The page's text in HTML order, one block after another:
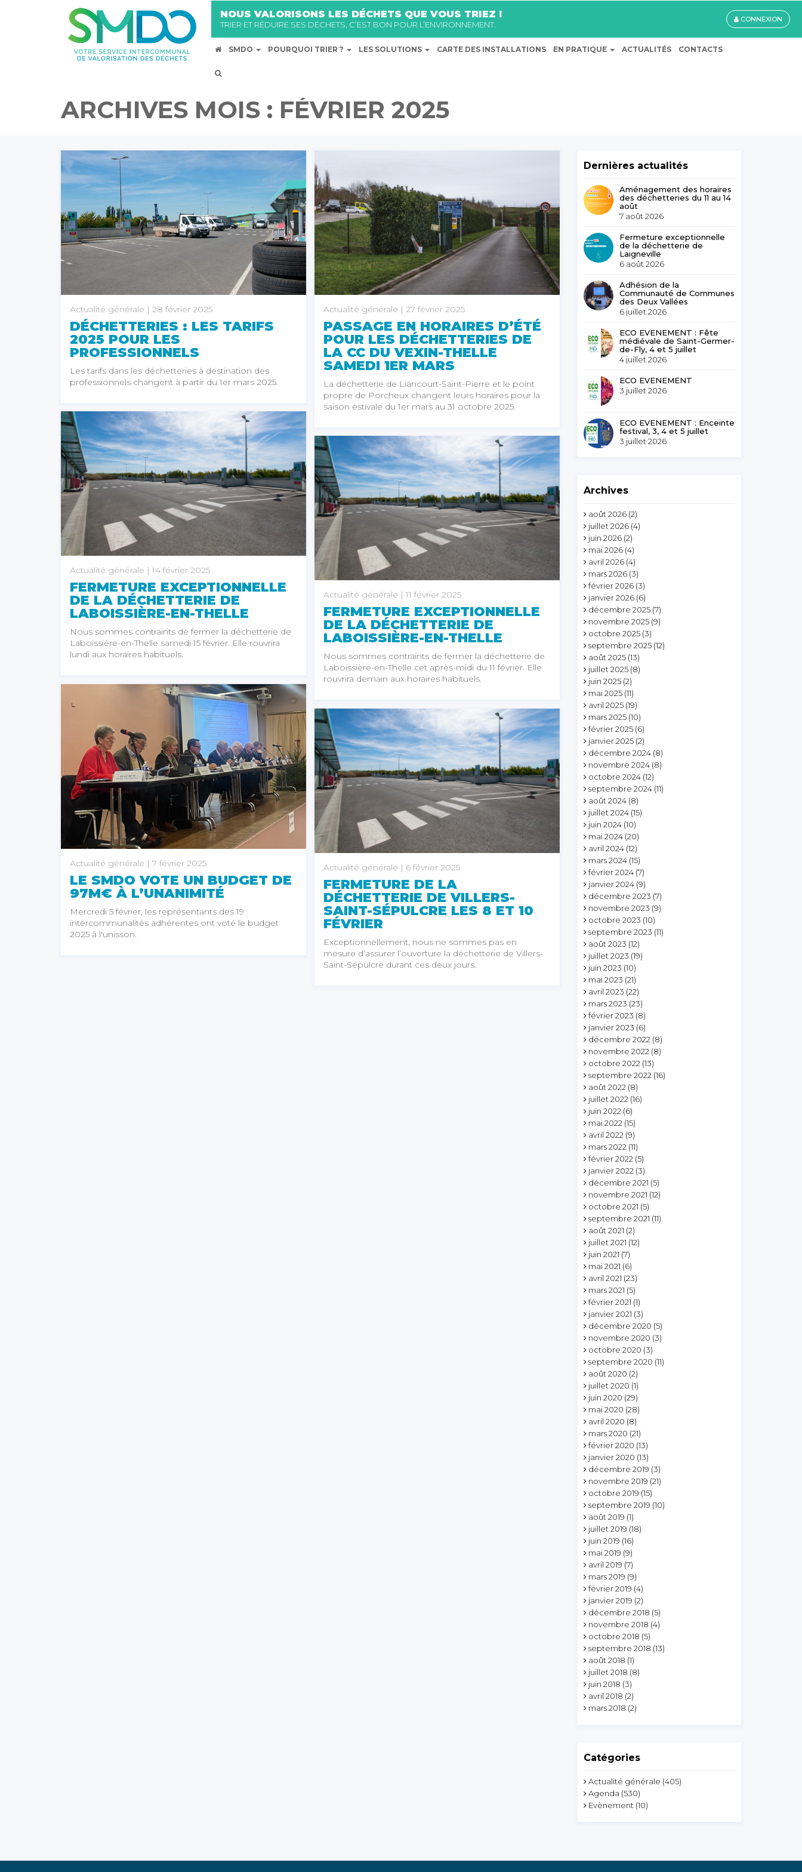
NOUS VALORISONS LES DÉCHETS QUE VOUS TRIEZ !
TRIER ET RÉDUIRE SES DÉCHETS, C’EST BON POUR L’ENVIRONNEMENT.
SMDO POURQUOI TRIER ? LES SOLUTIONS CARTE DES INSTALLATIONS EN PRATIQUE ACTUALITÉS CONTACTS
CONNEXION
ARCHIVES MOIS : FÉVRIER 2025
Actualité générale | 28 février 2025
DÉCHETTERIES : LES TARIFS
2025 POUR LES
PROFESSIONNELS
Les tarifs dans les déchetteries à destination des
professionnels changent à partir du 1er mars 2025.
Actualité générale | 27 février 2025
PASSAGE EN HORAIRES D’ÉTÉ
POUR LES DÉCHETTERIES DE
LA CC DU VEXIN-THELLE
SAMEDI 1ER MARS
La déchetterie de Liancourt-Saint-Pierre et le point
propre de Porcheux changent leurs horaires pour la
saison estivale du 1er mars au 31 octobre 2025.
Actualité générale | 14 février 2025
FERMETURE EXCEPTIONNELLE
DE LA DÉCHETTERIE DE
LABOISSIÈRE-EN-THELLE
Nous sommes contraints de fermer la déchetterie de
Laboissière-en-Thelle samedi 15 février. Elle rouvrira
lundi aux horaires habituels.
Actualité générale | 11 février 2025
FERMETURE EXCEPTIONNELLE
DE LA DÉCHETTERIE DE
LABOISSIÈRE-EN-THELLE
Nous sommes contraints de fermer la déchetterie de
Laboissière-en-Thelle cet après-midi du 11 février. Elle
rouvrira demain aux horaires habituels.
Actualité générale | 7 février 2025
LE SMDO VOTE UN BUDGET DE
97M€ À L’UNANIMITÉ
Mercredi 5 février, les représentants des 19
intercommunalités adhérentes ont voté le budget
2025 à l'unisson.
Actualité générale | 6 février 2025
FERMETURE DE LA
DÉCHETTERIE DE VILLERS-
SAINT-SÉPULCRE LES 8 ET 10
FÉVRIER
Exceptionnellement, nous ne sommes pas en
mesure d’assurer l’ouverture la déchetterie de Villers-
Saint-Sépulcre durant ces deux jours.
Dernières actualités
Aménagement des horaires
des déchetteries du 11 au 14
août
7 août 2026
Fermeture exceptionnelle
de la déchetterie de
Laigneville
6 août 2026
Adhésion de la
Communauté de Communes
des Deux Vallées
6 juillet 2026
ECO EVENEMENT : Fête
médiévale de Saint-Germer-
de-Fly, 4 et 5 juillet
4 juillet 2026
ECO EVENEMENT
3 juillet 2026
ECO EVENEMENT : Enceinte
festival, 3, 4 et 5 juillet
3 juillet 2026
Archives
août 2026 (2)
juillet 2026 (4)
juin 2026 (2)
mai 2026 (4)
avril 2026 (4)
mars 2026 (3)
février 2026 (3)
janvier 2026 (6)
décembre 2025 (7)
novembre 2025 (9)
octobre 2025 (3)
septembre 2025 (12)
août 2025 (13)
juillet 2025 (8)
juin 2025 (2)
mai 2025 (11)
avril 2025 (19)
mars 2025 (10)
février 2025 (6)
janvier 2025 (2)
décembre 2024 (8)
novembre 2024 (8)
octobre 2024 (12)
septembre 2024 (11)
août 2024 (8)
juillet 2024 (15)
juin 2024 (10)
mai 2024 (20)
avril 2024 (12)
mars 2024 (15)
février 2024 (7)
janvier 2024 (9)
décembre 2023 (7)
novembre 2023 (9)
octobre 2023 (10)
septembre 2023 (11)
août 2023 (12)
juillet 2023 (19)
juin 2023 (10)
mai 2023 (21)
avril 2023 (22)
mars 2023 (23)
février 2023 (8)
janvier 2023 (6)
décembre 2022 (8)
novembre 2022 (8)
octobre 2022 (13)
septembre 2022 (16)
août 2022 (8)
juillet 2022 (16)
juin 2022 (6)
mai 2022 (15)
avril 2022 (9)
mars 2022 (11)
février 2022 (5)
janvier 2022 (3)
décembre 2021 (5)
novembre 2021 (12)
octobre 2021 (5)
septembre 2021 (11)
août 2021 (2)
juillet 2021 (12)
juin 2021 (7)
mai 2021 (6)
avril 2021 (23)
mars 2021 (5)
février 2021 (1)
janvier 2021 (3)
décembre 2020 (5)
novembre 2020 (3)
octobre 2020 (3)
septembre 2020 (11)
août 2020 (2)
juillet 2020 (1)
juin 2020 (29)
mai 2020 (28)
avril 2020 (8)
mars 2020 (21)
février 2020 (13)
janvier 2020 (13)
décembre 2019 (3)
novembre 2019 (21)
octobre 2019 (15)
septembre 2019 (10)
août 2019 (1)
juillet 2019 (18)
juin 2019 (16)
mai 2019 (9)
avril 2019 (7)
mars 2019 (9)
février 2019 (4)
janvier 2019 (2)
décembre 2018 (5)
novembre 2018 (4)
octobre 2018 (5)
septembre 2018 (13)
août 2018 (1)
juillet 2018 (8)
juin 2018 (3)
avril 2018 (2)
mars 2018 (2)
Catégories
Actualité générale (405)
Agenda (530)
Evènement (10)